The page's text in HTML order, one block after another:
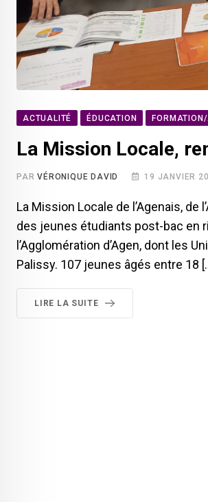
ACTUALITÉ ÉDUCATION
La Mission Locale,
PARVÉRONIQUE DAVID 19 JANVIER
La Mission Locale de l’Agenais,
des jeunes étudiants post-bac en
l’Agglomération d’Agen, dont les
Palissy. 107 jeunes âgés entre 18
LIRE LA SUITE